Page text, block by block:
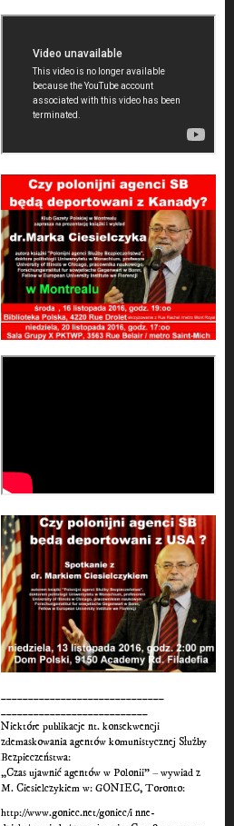
______________________________
___________________________
Niektóre publikacje nt. konsekwencji
zdemaskowania agentów komunistycznej Służby
Bezpieczeństwa:
„Czas ujawnić agentów w Polonii” – wywiad z
M. Ciesielczykiem w: GONIEC, Toronto:
http://www.goniec.net/goniec/i nne-